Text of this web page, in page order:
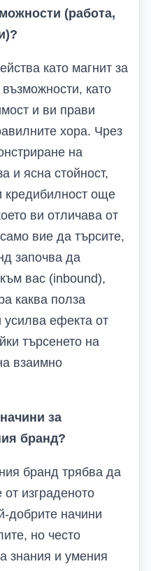
(работа,
като магнит за
като
и ви прави
хора. Чрез
на
и ясна стойност,
кредибилност още
ви отличава от
вие да търсите,
започва да
вас (inbound),
каква полза
усилва ефекта от
търсенето на
взаимно
за
бранд?
бранд трябва да
изграденото
добрите начини
но често
знания и умения